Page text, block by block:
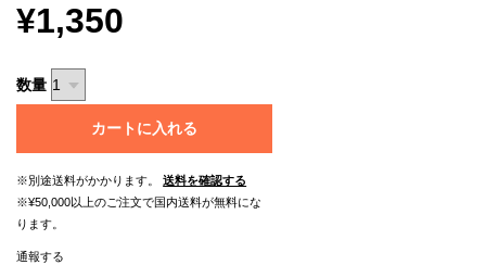
¥1,350
数量
カートに入れる
※別途送料がかかります。
送料を確認する
※¥50,000以上のご注文で国内送料が無料にな
ります。
通報する